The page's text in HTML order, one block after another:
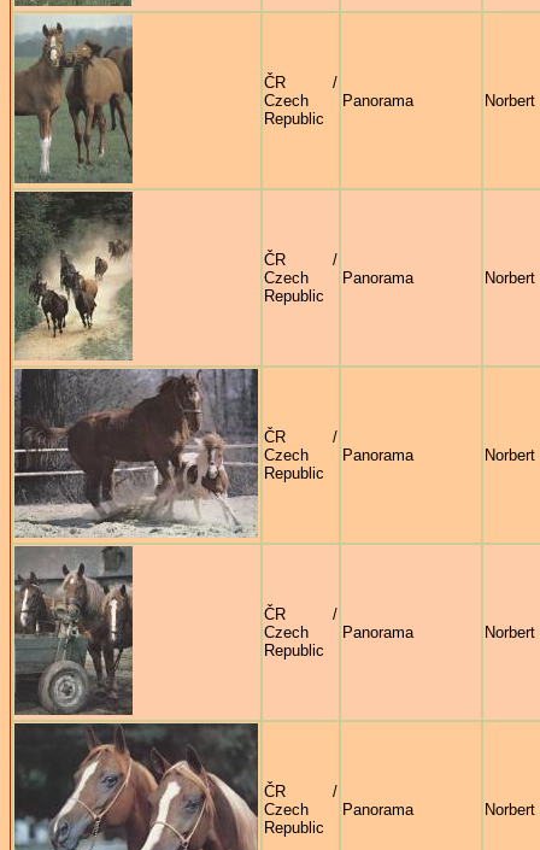
ČR /
Czech
Republic
Panorama
ČR /
Czech
Republic
Panorama
ČR /
Czech
Republic
Panorama
ČR /
Czech
Republic
Panorama
ČR /
Czech
Republic
Panorama